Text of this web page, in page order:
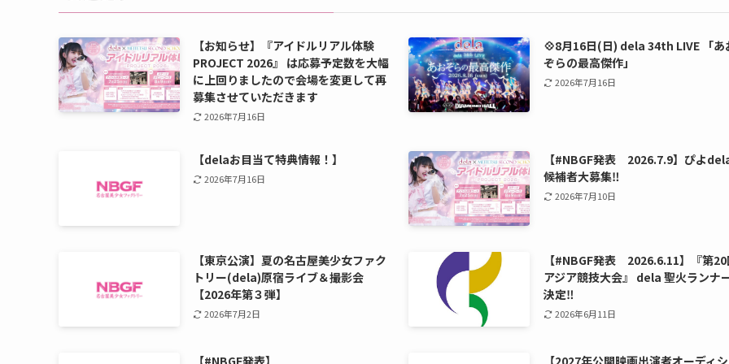
【お知らせ】『アイドルリアル体験
PROJECT 2026』 は応募予定数を大幅
に上回りましたので会場を変更して再
募集させていただきます
2026年7月16日
💠8月16日(日) dela 34th LIVE 「あ
ぞらの最高傑作」
2026年7月16日
【delaお目当て特典情報！】
2026年7月16日
【#NBGF発表 2026.7.9】ぴよ
候補者大募集‼️
2026年7月10日
【東京公演】夏の名古屋美少女ファク
トリー(dela)原宿ライブ＆撮影会
【2026年第３弾】
2026年7月2日
【#NBGF発表 2026.6.11】『第20
アジア競技大会』 dela 聖火ランナ
決定‼️
2026年6月11日
【#NBGF発表】 【2027年公開映画出演者オーディ